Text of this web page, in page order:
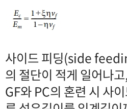
사이드 피딩(side
의 절단이 적게 일어나
GF와 PC의 혼련 시 사